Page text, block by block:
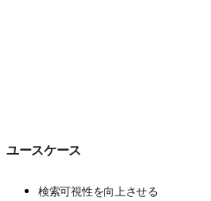
ユースケース
検索可視性を向上させる